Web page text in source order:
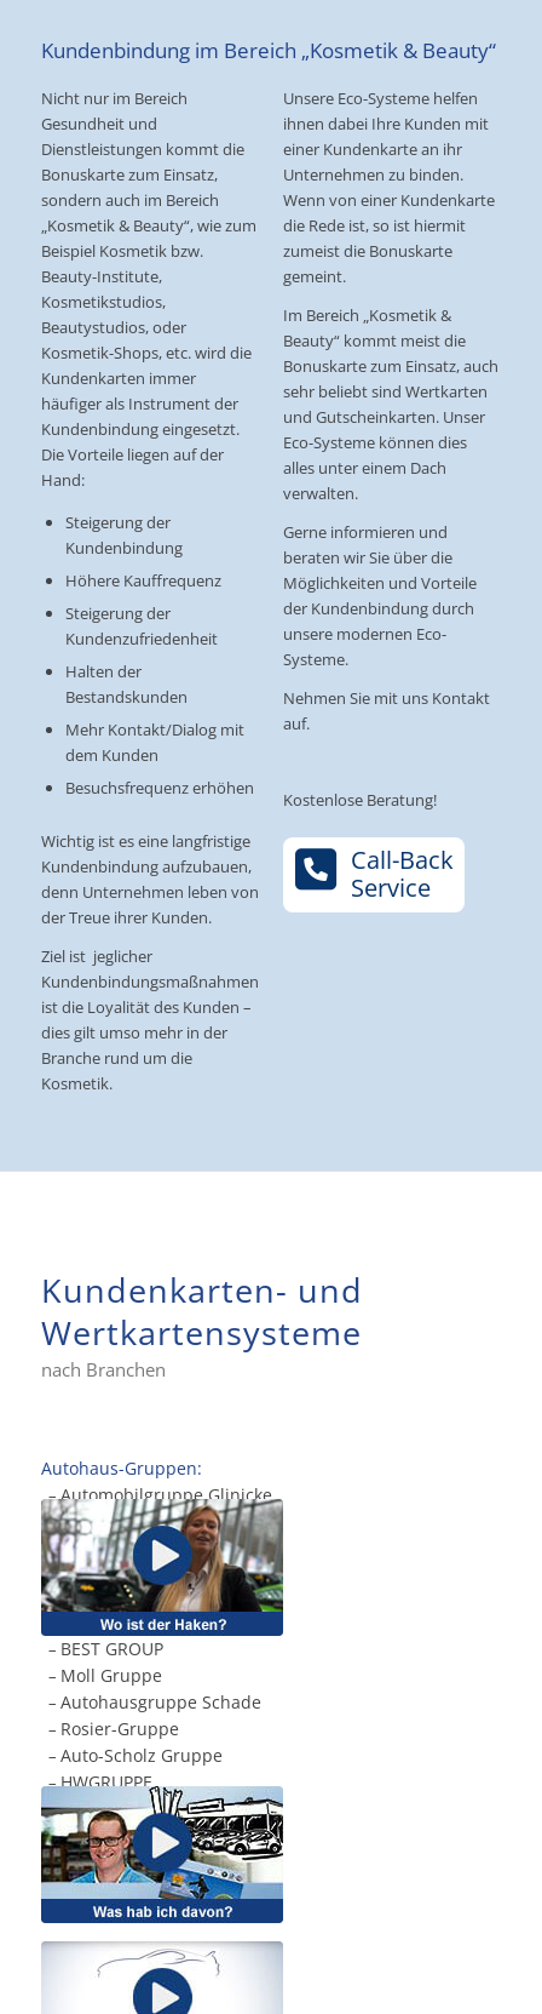
Kundenbindung im Bereich „Kosmetik & Beauty“
Nicht nur im Bereich
Gesundheit und
Dienstleistungen kommt die
Bonuskarte zum Einsatz,
sondern auch im Bereich
„Kosmetik & Beauty“, wie zum
Beispiel Kosmetik bzw.
Beauty-Institute,
Kosmetikstudios,
Beautystudios, oder
Kosmetik-Shops, etc. wird die
Kundenkarten immer
häufiger als Instrument der
Kundenbindung eingesetzt.
Die Vorteile liegen auf der
Hand:
Steigerung der
Kundenbindung
Höhere Kauffrequenz
Steigerung der
Kundenzufriedenheit
Halten der
Bestandskunden
Mehr Kontakt/Dialog mit
dem Kunden
Besuchsfrequenz erhöhen
Wichtig ist es eine langfristige
Kundenbindung aufzubauen,
denn Unternehmen leben von
der Treue ihrer Kunden.
Ziel ist jeglicher
Kundenbindungsmaßnahmen
ist die Loyalität des Kunden –
dies gilt umso mehr in der
Branche rund um die
Kosmetik.
Unsere Eco-Systeme helfen
ihnen dabei Ihre Kunden mit
einer Kundenkarte an ihr
Unternehmen zu binden.
Wenn von einer Kundenkarte
die Rede ist, so ist hiermit
zumeist die Bonuskarte
gemeint.
Im Bereich „Kosmetik &
Beauty“ kommt meist die
Bonuskarte zum Einsatz, auch
sehr beliebt sind Wertkarten
und Gutscheinkarten. Unser
Eco-Systeme können dies
alles unter einem Dach
verwalten.
Gerne informieren und
beraten wir Sie über die
Möglichkeiten und Vorteile
der Kundenbindung durch
unsere modernen Eco-
Systeme.
Nehmen Sie mit uns Kontakt
auf.
Kostenlose Beratung!
Call-Back
Service
Kundenkarten- und
Wertkartensysteme
nach Branchen
Autohaus-Gruppen:
.–Automobilgruppe Glinicke
– BEST GROUP
– Moll Gruppe
– Autohausgruppe Schade
– Rosier-Gruppe
– Auto-Scholz Gruppe
.–HWGRUPPE